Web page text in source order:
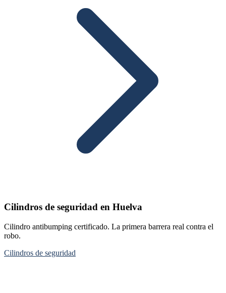
Cilindros de seguridad en Huelva
Cilindro antibumping certificado. La primera barrera real contra el
robo.
Cilindros de seguridad